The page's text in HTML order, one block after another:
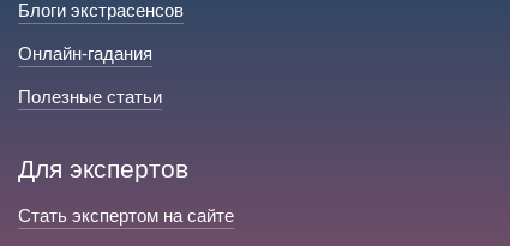
Блоги экстрасенсов
Онлайн-гадания
Полезные статьи
Для экспертов
Стать экспертом на сайте